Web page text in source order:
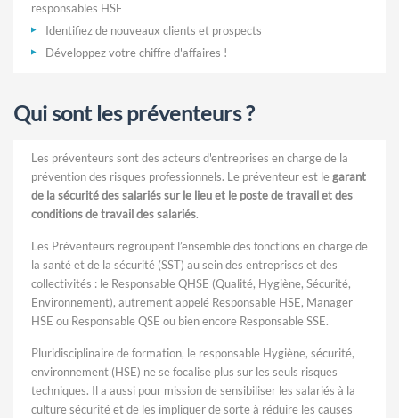
responsables HSE
Identifiez de nouveaux clients et prospects
Développez votre chiffre d'affaires !
Qui sont les préventeurs ?
Les préventeurs sont des acteurs d'entreprises en charge de la
prévention des risques professionnels. Le préventeur est legarant
de la sécurité des salariés sur le lieu et le poste de travail et des
conditions de travail des salariés.
Les Préventeurs regroupent l’ensemble des fonctions en charge de
la santé et de la sécurité (SST) au sein des entreprises et des
collectivités : le Responsable QHSE (Qualité, Hygiène, Sécurité,
Environnement), autrement appelé Responsable HSE, Manager
HSE ou Responsable QSE ou bien encore Responsable SSE.
Pluridisciplinaire de formation, le responsable Hygiène, sécurité,
environnement (HSE) ne se focalise plus sur les seuls risques
techniques. Il a aussi pour mission de sensibiliser les salariés à la
culture sécurité et de les impliquer de sorte à réduire les causes